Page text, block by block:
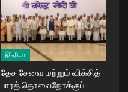
இந்தியா
தேச சேவை மற்றும் விக்சித்
பாரத் தொலைநோக்குப்